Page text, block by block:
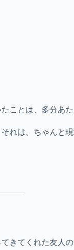
ことは、多分あた
れは、ちゃんと
きてくれた友人